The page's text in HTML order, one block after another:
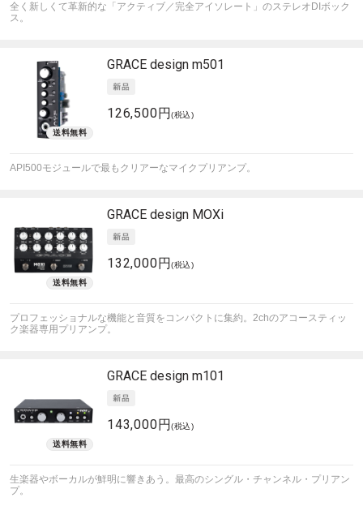
全く新しくて革新的な「アクティブ／完全アイソレート」のステレオDIボック
ス。
GRACE design m501
126,500円(税込)
API500モジュールで最もクリアーなマイクプリアンプ。
GRACE design MOXi
132,000円(税込)
プロフェッショナルな機能と音質をコンパクトに集約。2chのアコースティッ
ク楽器専用プリアンプ。
GRACE design m101
143,000円(税込)
生楽器やボーカルが鮮明に響きあう。最高のシングル・チャンネル・プリアン
プ。